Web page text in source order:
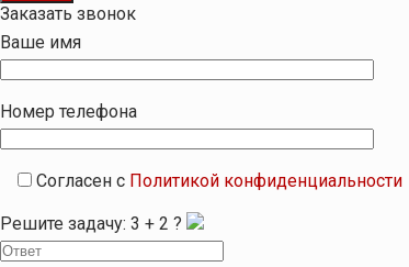
Заказать звонок
Ваше имя
Номер телефона
Согласен с Политикой конфиденциальности
Решите задачу: 3 + 2 ?